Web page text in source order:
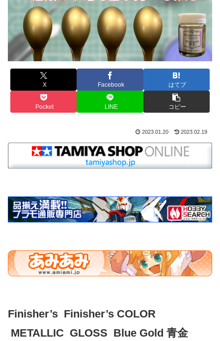
X Facebook はてブ
Pocket LINE コピー
2023.01.20 2023.02.19
Finisher’s Finisher’s COLOR
METALLIC GLOSS Blue Gold 青金